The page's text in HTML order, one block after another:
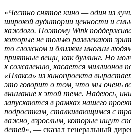
«Честно снятое кино — один из
широкой аудитории ценности и
каждого. Поэтому Wink
которые не только развлекают
то сложном и близком многим
приятные вещи, как буллинг. Но
к сожалению, касается миллионов
«Плакса» из кинопроекта
это говорит о том, что мы очень
внимание к этой теме. Надеюсь,
запускаются в рамках нашего
подросткам, сталкивающимся с
важно, взрослым, которые ищут
детей», — сказал генеральный